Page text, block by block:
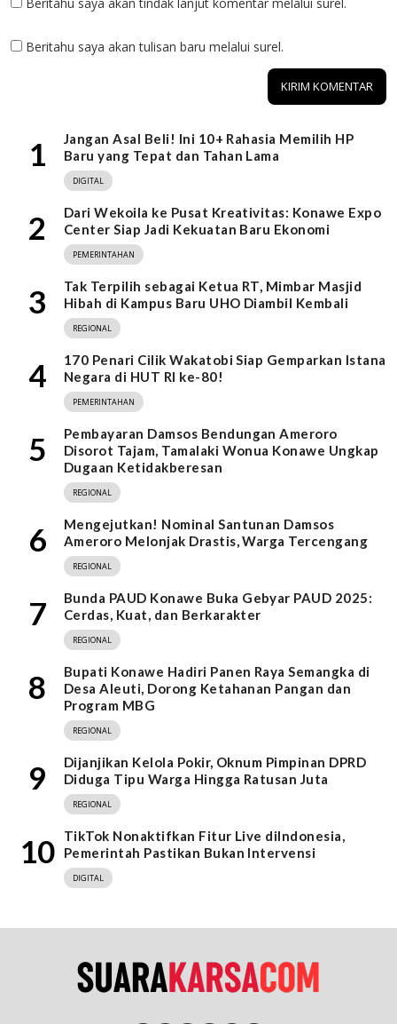
Beritahu saya akan tindak lanjut komentar melalui surel.
Beritahu saya akan tulisan baru melalui surel.
1
Jangan Asal Beli! Ini 10+ Rahasia Memilih HP
Baru yang Tepat dan Tahan Lama
DIGITAL
2
Dari Wekoila ke Pusat Kreativitas: Konawe Expo
Center Siap Jadi Kekuatan Baru Ekonomi
PEMERINTAHAN
3
Tak Terpilih sebagai Ketua RT, Mimbar Masjid
Hibah di Kampus Baru UHO Diambil Kembali
REGIONAL
4
170 Penari Cilik Wakatobi Siap Gemparkan Istana
Negara di HUT RI ke-80!
PEMERINTAHAN
5
Pembayaran Damsos Bendungan Ameroro
Disorot Tajam, Tamalaki Wonua Konawe Ungkap
Dugaan Ketidakberesan
REGIONAL
6
Mengejutkan! Nominal Santunan Damsos
Ameroro Melonjak Drastis, Warga Tercengang
REGIONAL
7
Bunda PAUD Konawe Buka Gebyar PAUD 2025:
Cerdas, Kuat, dan Berkarakter
REGIONAL
8
Bupati Konawe Hadiri Panen Raya Semangka di
Desa Aleuti, Dorong Ketahanan Pangan dan
Program MBG
REGIONAL
9
Dijanjikan Kelola Pokir, Oknum Pimpinan DPRD
Diduga Tipu Warga Hingga Ratusan Juta
REGIONAL
10
TikTok Nonaktifkan Fitur Live diIndonesia,
Pemerintah Pastikan Bukan Intervensi
DIGITAL